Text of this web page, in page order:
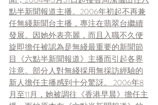
點半新聞報道主播。2006年初起不再兼
任無綫新聞台主播，專注在翡翠台繼續
發展。因她外表亮麗，而且入職不久便
旋即擔任被認為是無綫最重要的新聞節
目《六點半新聞報道》主播而引起各界
注意。部分人對無綫採用無採訪經驗的
新人擔任主播感到十分驚訝。 2006年8
月至11月，她被調往《香港早晨》擔任主